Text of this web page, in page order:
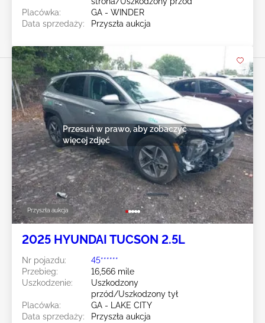
Placówka:
GA - WINDER
Data sprzedaży:
Przyszła aukcja
Przyszła aukcja
Przesuń w prawo, aby zobaczyć
więcej zdjęć
2025 HYUNDAI TUCSON 2.5L
Nr pojazdu:
45******
Przebieg:
16,566 mile
Uszkodzenie:
Uszkodzony
przód/Uszkodzony tył
Placówka:
GA - LAKE CITY
Data sprzedaży:
Przyszła aukcja